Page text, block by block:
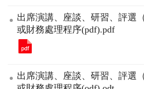
出席演講、座談、研習、評選
或財務處理程序(pdf).pdf
出席演講、座談、研習、評選